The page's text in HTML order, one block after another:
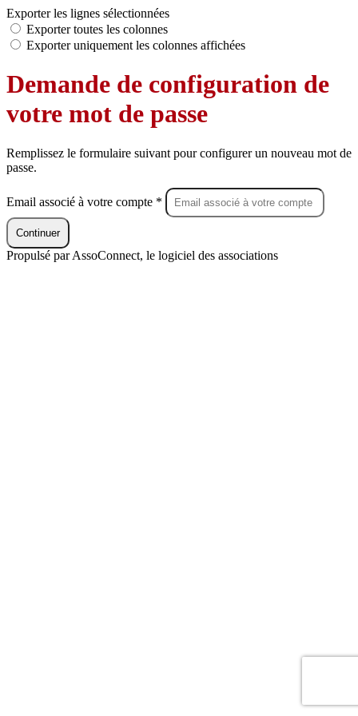
Exporter les lignes sélectionnées
Exporter toutes les colonnes
Exporter uniquement les colonnes affichées
Demande de configuration de
votre mot de passe
Remplissez le formulaire suivant pour configurer un nouveau mot de
passe.
Email associé à votre compte *
Continuer
Propulsé par AssoConnect, le logiciel des associations